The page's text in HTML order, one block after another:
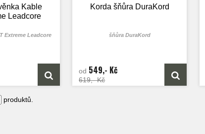
Kable
Leadcore
Extreme Leadcore
Korda šňůra DuraKord
šňůra DuraKord
od 549,- Kč
619,- Kč
produktů.